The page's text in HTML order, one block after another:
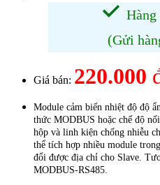
(Gửi
Giá bán: 220.000
Module cảm biến nhiệt độ độ
thức MODBUS hoặc chế độ
hộp và linh kiện chống nhiễu
thể tích hợp nhiều module
đổi được địa chỉ cho Slave.
MODBUS-RS485.